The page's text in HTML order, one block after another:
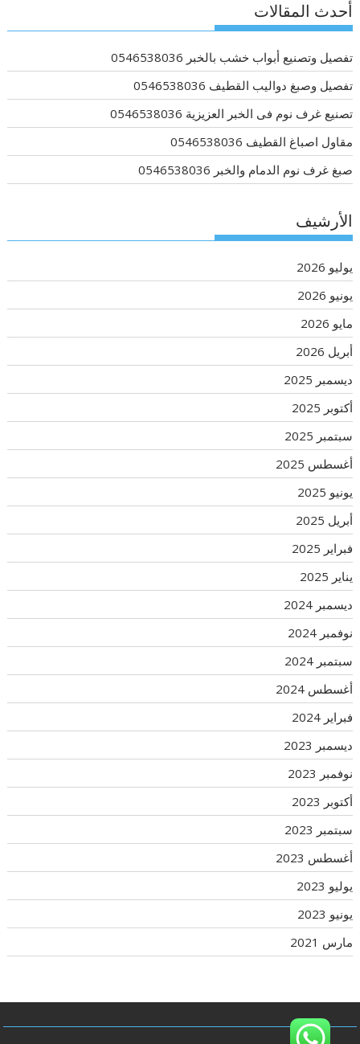
أحدث المقالات
تفصيل وتصنيع أبواب خشب بالخبر 0546538036
تفصيل وصبغ دواليب القطيف 0546538036
تصنيع غرف نوم فى الخبر العزيزية 0546538036
مقاول اصباغ القطيف 0546538036
صبغ غرف نوم الدمام والخبر 0546538036
الأرشيف
يوليو 2026
يونيو 2026
مايو 2026
أبريل 2026
ديسمبر 2025
أكتوبر 2025
سبتمبر 2025
أغسطس 2025
يونيو 2025
أبريل 2025
فبراير 2025
يناير 2025
ديسمبر 2024
نوفمبر 2024
سبتمبر 2024
أغسطس 2024
فبراير 2024
ديسمبر 2023
نوفمبر 2023
أكتوبر 2023
سبتمبر 2023
أغسطس 2023
يوليو 2023
يونيو 2023
مارس 2021